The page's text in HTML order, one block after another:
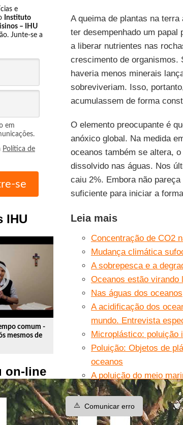
e
Instituto
– IHU
Junte-se a
em
Política de
IHU
comum -
mesmos de
on-line
A queima de plantas na
ter desempenhado um
a liberar nutrientes nas
crescimento de organismos.
haveria menos minerais
sobreviveriam. Isso,
acumulassem de forma
O elemento preocupante é
anóxico global. Na medida
oceanos também se altera,
dissolvido nas águas. Nos
caiu 2%. Embora não
suficiente para iniciar a
Leia mais
Concentração de CO2
Mudança climática
A sobrepesca e a
Oceanos estão
Nas águas dos
A acidificação dos
mundo. Entrevista
Microplástico: poluição
Poluição: Objetos de
oceanos
A poluição do meio
⚠️ Comunicar erro